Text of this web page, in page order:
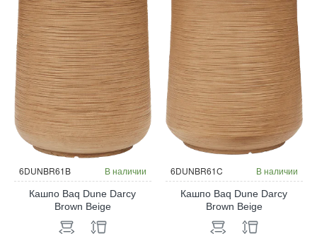
6DUNBR61B В наличии
Кашпо Baq Dune Darcy
Brown Beige
6DUNBR61C В наличии
Кашпо Baq Dune Darcy
Brown Beige